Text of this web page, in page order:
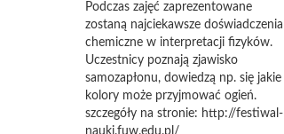
Podczas zajęć zaprezentowane
zostaną najciekawsze doświadczenia
chemiczne w interpretacji fizyków.
Uczestnicy poznają zjawisko
samozapłonu, dowiedzą np. się jakie
kolory może przyjmować ogień.
szczegóły na stronie: http://festiwal-
nauki.fuw.edu.pl/